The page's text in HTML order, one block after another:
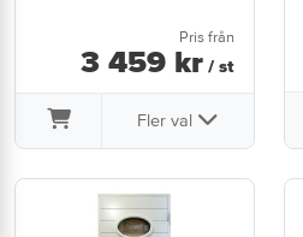
Pris från
3 459 kr / st
Fler val